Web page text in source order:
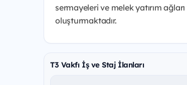
sermayeleri ve melek yatırım
oluşturmaktadır.
T3 Vakfı İş ve Staj İlanları